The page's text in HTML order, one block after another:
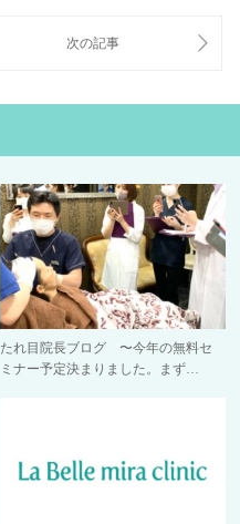
たれ目院長ブログ 〜今年の無料セ
ミナー予定決まりました。まず…